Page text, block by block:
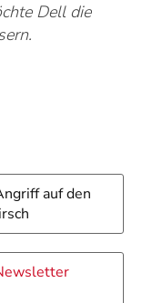
Dell die
auf den